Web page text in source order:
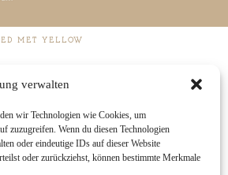
verwalten
wir Technologien wie Cookies, um
zuzugreifen. Wenn du diesen Technologien
oder eindeutige IDs auf dieser Website
oder zurückziehst, können bestimmte Merkmale
MET YELLOW